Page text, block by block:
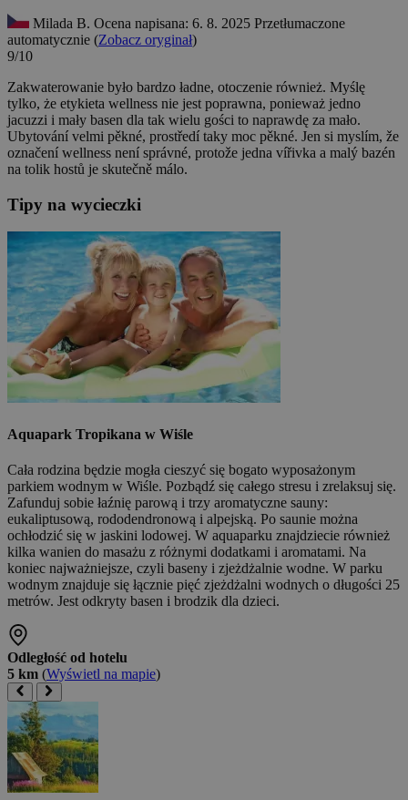
Milada B. Ocena napisana: 6. 8. 2025 Przetłumaczone
automatycznie (Zobacz oryginał)
9/10
Zakwaterowanie było bardzo ładne, otoczenie również. Myślę
tylko, że etykieta wellness nie jest poprawna, ponieważ jedno
jacuzzi i mały basen dla tak wielu gości to naprawdę za mało.
Ubytování velmi pěkné, prostředí taky moc pěkné. Jen si myslím, že
označení wellness není správné, protože jedna vířivka a malý bazén
na tolik hostů je skutečně málo.
Tipy na wycieczki
Aquapark Tropikana w Wiśle
Cała rodzina będzie mogła cieszyć się bogato wyposażonym
parkiem wodnym w Wiśle. Pozbądź się całego stresu i zrelaksuj się.
Zafunduj sobie łaźnię parową i trzy aromatyczne sauny:
eukaliptusową, rododendronową i alpejską. Po saunie można
ochłodzić się w jaskini lodowej. W aquaparku znajdziecie również
kilka wanien do masażu z różnymi dodatkami i aromatami. Na
koniec najważniejsze, czyli baseny i zjeżdżalnie wodne. W parku
wodnym znajduje się łącznie pięć zjeżdżalni wodnych o długości 25
metrów. Jest odkryty basen i brodzik dla dzieci.
Odległość od hotelu
5 km (Wyświetl na mapie)